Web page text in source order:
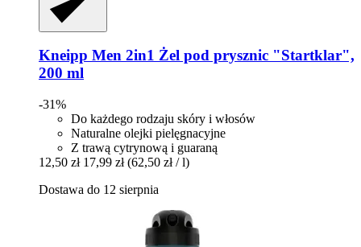
Kneipp Men 2in1 Żel pod prysznic "Startklar",
200 ml
-31%
Do każdego rodzaju skóry i włosów
Naturalne olejki pielęgnacyjne
Z trawą cytrynową i guaraną
12,50 zł 17,99 zł (62,50 zł / l)
Dostawa do 12 sierpnia